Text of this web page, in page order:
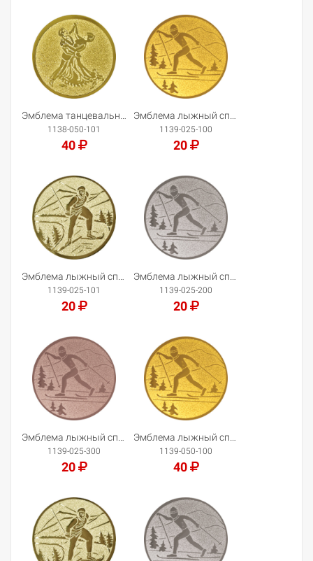
Добавить в корзину Добавить в корзину
1138-050-101
40
Добавить в корзину
1139-025-100
20
Добавить в корзину
1139-025-101
20
Добавить в корзину
1139-025-200
20
Добавить в корзину
1139-025-300
20
Добавить в корзину
1139-050-100
40
Добавить в корзину